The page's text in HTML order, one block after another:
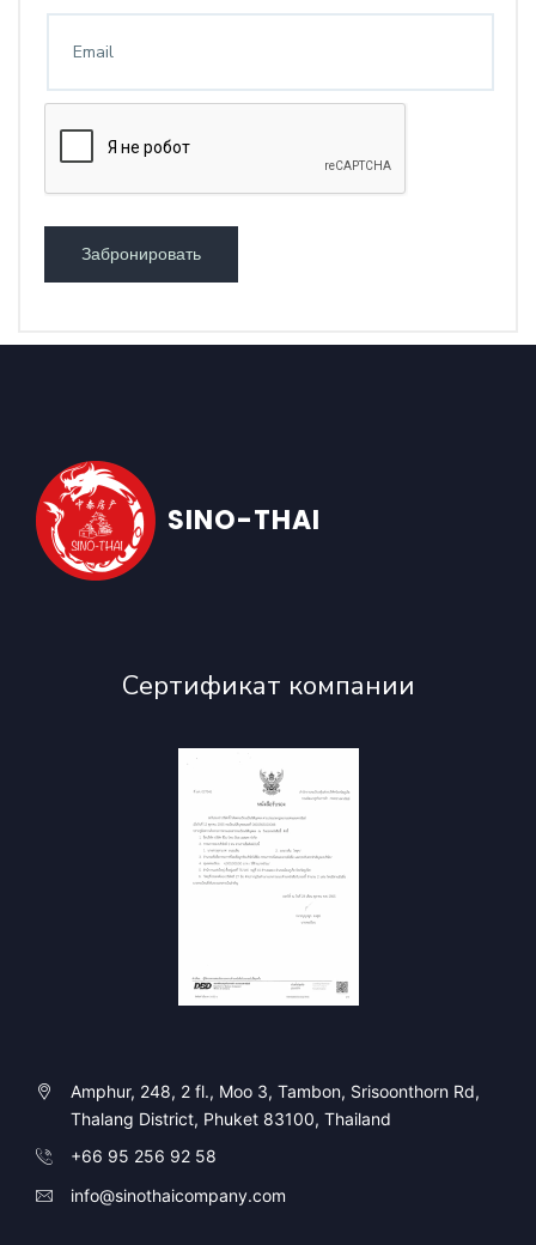
Забронировать
SINO-THAI
Сертификат компании
Amphur, 248, 2 fl., Moo 3, Tambon, Srisoonthorn Rd,
Thalang District, Phuket 83100, Thailand
+66 95 256 92 58
info@sinothaicompany.com